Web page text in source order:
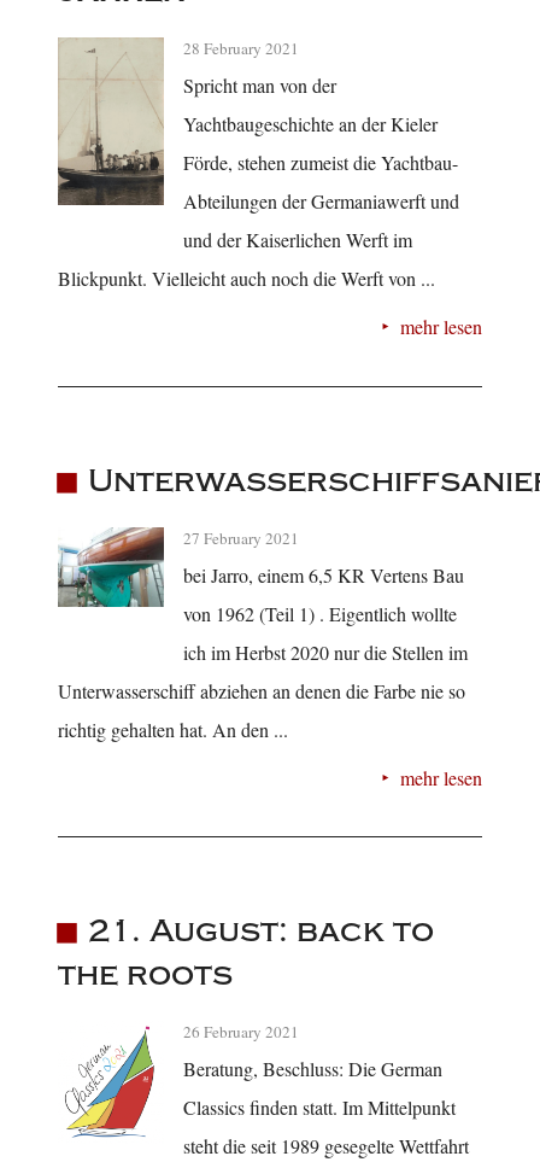
28 February 2021
Spricht man von der
Yachtbaugeschichte an der Kieler
Förde, stehen zumeist die Yachtbau-
Abteilungen der Germaniawerft und
und der Kaiserlichen Werft im
Blickpunkt. Vielleicht auch noch die Werft von ...
mehr lesen
27 February 2021
bei Jarro, einem 6,5 KR Vertens Bau
von 1962 (Teil 1) . Eigentlich wollte
ich im Herbst 2020 nur die Stellen im
Unterwasserschiff abziehen an denen die Farbe nie so
richtig gehalten hat. An den ...
mehr lesen
21. August: back to
the roots
26 February 2021
Beratung, Beschluss: Die German
Classics finden statt. Im Mittelpunkt
steht die seit 1989 gesegelte Wettfahrt